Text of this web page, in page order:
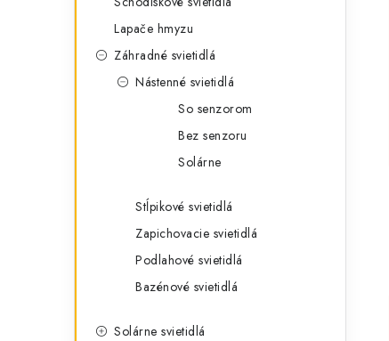
Lapače hmyzu
Záhradné svietidlá
Nástenné svietidlá
So senzorom
Bez senzoru
Solárne
Stĺpikové svietidlá
Zapichovacie svietidlá
Podlahové svietidlá
Bazénové svietidlá
Solárne svietidlá